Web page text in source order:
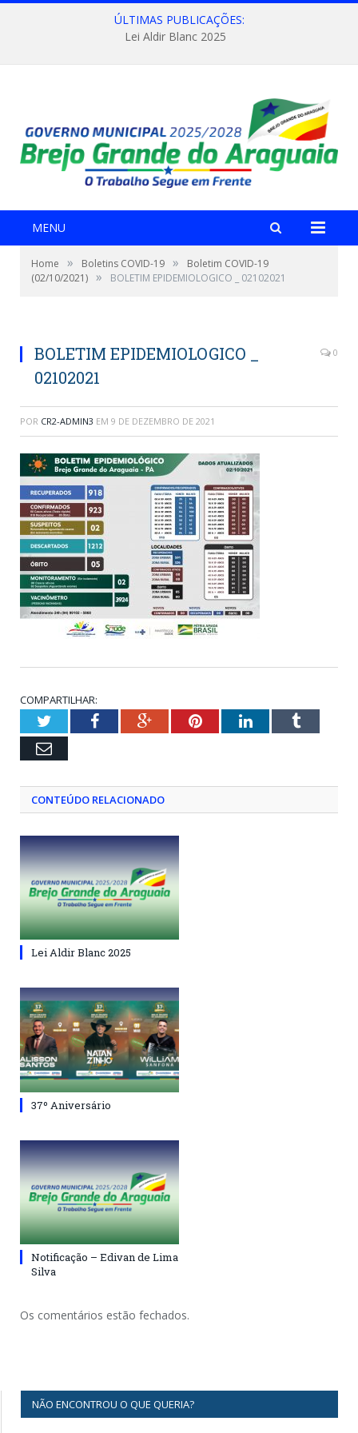
ÚLTIMAS PUBLICAÇÕES:
Lei Aldir Blanc 2025
MENU
Home » Boletins COVID-19 »
Boletim COVID-19
(02/10/2021) » BOLETIM EPIDEMIOLOGICO _ 02102021
BOLETIM EPIDEMIOLOGICO _
02102021
0
POR CR2-ADMIN3 EM 9 DE DEZEMBRO DE 2021
COMPARTILHAR:
TwitterFacebookGoogle+PinterestLinkedInTumblr
Email
CONTEÚDO RELACIONADO
Lei Aldir Blanc 2025
37º Aniversário
Notificação – Edivan de Lima
Silva
Os comentários estão fechados.
NÃO ENCONTROU O QUE QUERIA?